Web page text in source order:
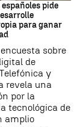
españoles pide
para ganar
sobre
de
y
revela una
por la
tecnológica de
amplio